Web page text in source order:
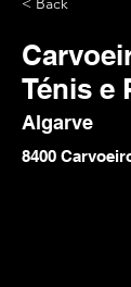
Ténis e
Algarve
8400